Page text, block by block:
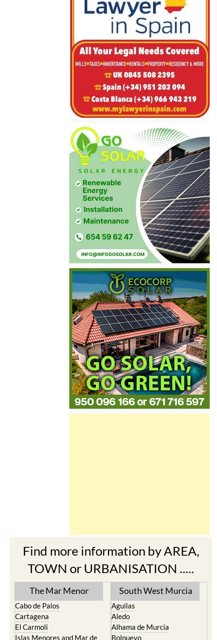
Find more information by AREA,
TOWN or URBANISATION .....
The Mar Menor
Cabo de Palos
Cartagena
South West Murcia
Aguilas
Aledo